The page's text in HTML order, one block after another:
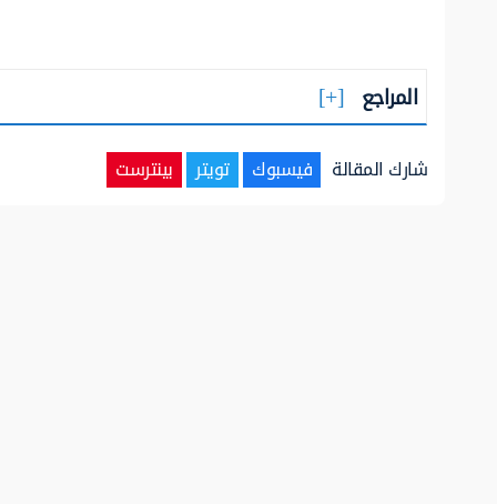
المراجع
شارك المقالة فيسبوك تويتر بينترست